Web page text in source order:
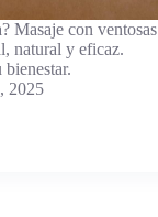
Masaje con ventosas
natural y eficaz.
2025